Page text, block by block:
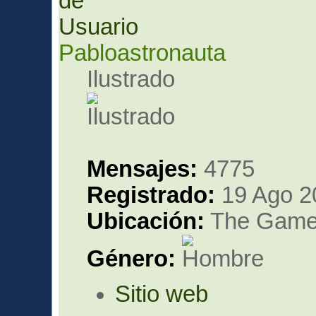
Pabloastronauta
Ilustrado
Mensajes: 4775
Registrado: 19 Ago
Ubicación: The
Género:
Sitio web